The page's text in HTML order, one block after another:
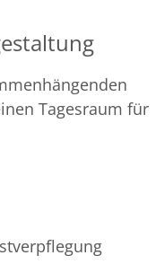
Tagesraum für